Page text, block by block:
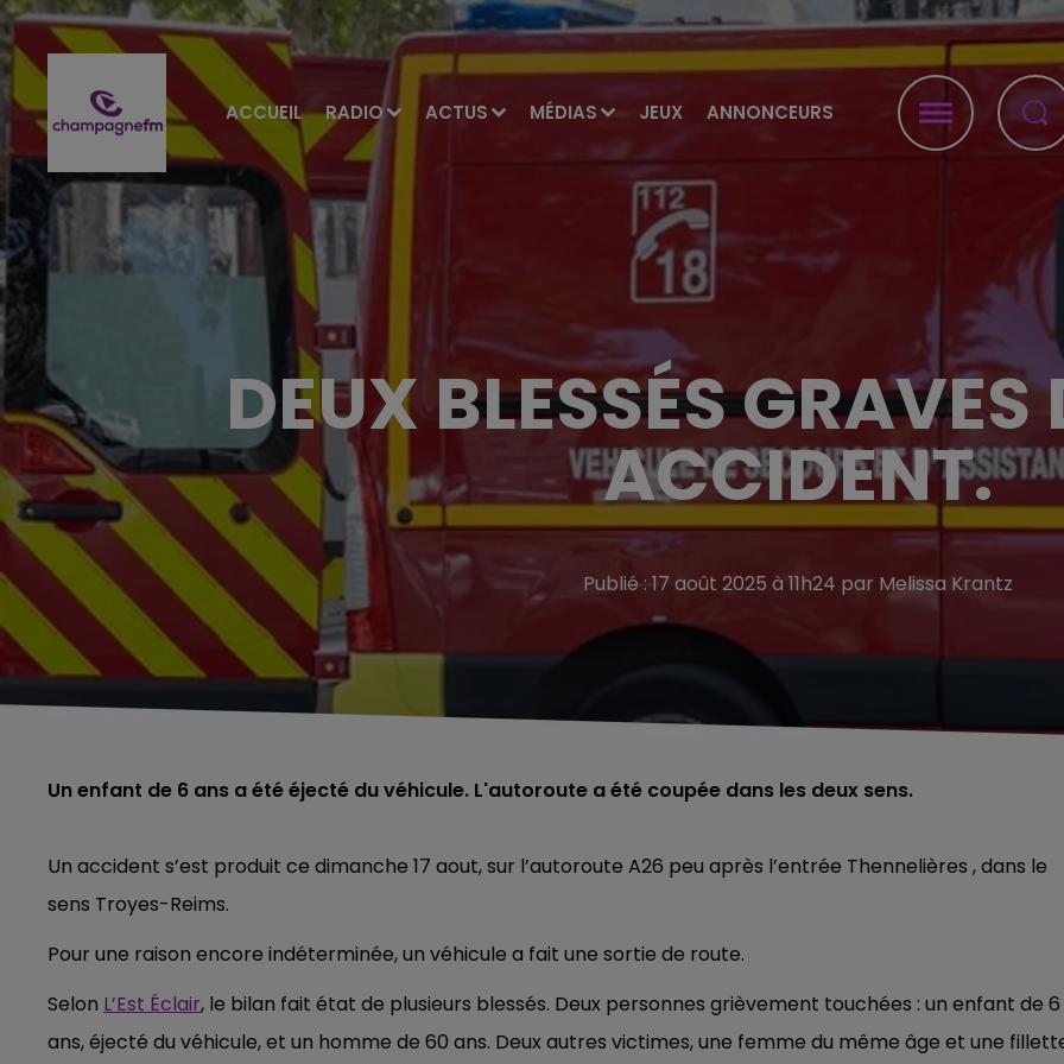
ACCUEIL RADIO ACTUS MÉDIAS JEUX ANNONCEURS
DEUX BLESSÉS
ACCIDENT.
Publié : 17 août 2025 à 11h24 par Melissa Krantz
Un enfant de 6 ans a été éjecté du véhicule. L'autoroute a été coupée dans les deux sens.
Un accident s’est produit ce dimanche 17 aout, sur l’autoroute A26 peu après l’entrée Thennelières , dans le
sens Troyes-Reims.
Pour une raison encore indéterminée, un véhicule a fait une sortie de route.
Selon L’Est Éclair, le bilan fait état de plusieurs blessés. Deux personnes grièvement touchées : un enfant de 6
ans, éjecté du véhicule, et un homme de 60 ans. Deux autres victimes, une femme du même âge et une